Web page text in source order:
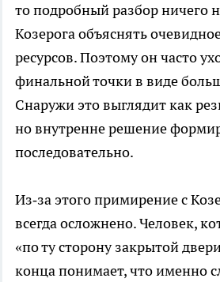
то подробный разбор ничего
Козерога объяснять
ресурсов. Поэтому он часто
финальной точки в виде
Снаружи это выглядит как
но внутренне решение
последовательно.
Из‑за этого примирение с
всегда осложнено. Человек,
«по ту сторону закрытой
конца понимает, что именно